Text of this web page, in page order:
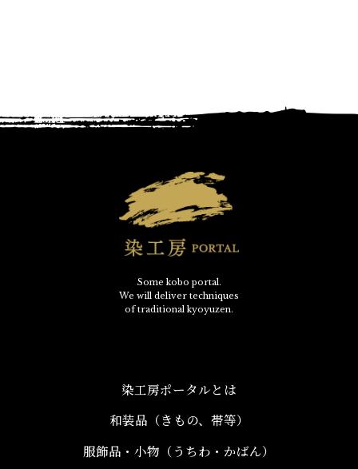
Some kobo portal.
We will deliver techniques
of traditional kyoyuzen.
染工房ポータルとは
和装品（きもの、帯等）​
服飾品・小物​（うちわ・かばん）